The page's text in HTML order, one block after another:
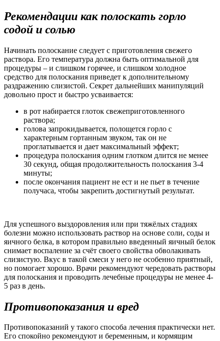
Рекомендации как полоскать горло
содой и солью
Начинать полоскание следует с приготовления свежего
раствора. Его температура должна быть оптимальной для
процедуры – и слишком горячее, и слишком холодное
средство для полоскания приведет к дополнительному
раздражению слизистой. Секрет дальнейших манипуляций
довольно прост и быстро усваивается:
в рот набирается глоток свежеприготовленного
раствора;
голова запрокидывается, полощется горло с
характерным гортанным звуком, так он не
проглатывается и дает максимальный эффект;
процедура полоскания одним глотком длится не менее
30 секунд, общая продолжительность полоскания 3-4
минуты;
после окончания пациент не ест и не пьет в течение
получаса, чтобы закрепить достигнутый результат.
Для успешного выздоровления или при тяжёлых стадиях
болезни можно использовать раствор на основе соли, соды и
яичного белка, в котором правильно введенный яичный белок
снимает воспаление за счёт своего свойства обволакивать
слизистую. Вкус в такой смеси у него не особенно приятный,
но помогает хорошо. Врачи рекомендуют чередовать растворы
для полоскания и проводить лечебные процедуры не менее 4-
5 раз в день.
Противопоказания и вред
Противопоказаний у такого способа лечения практически нет.
Его спокойно рекомендуют и беременным, и кормящим